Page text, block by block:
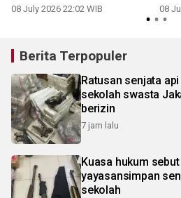
08 July 2026 22:02 WIB 08
Berita Terpopuler
Ratusan senjata
sekolah swasta
berizin
7 jam lalu
Kuasa hukum
yayasansimpan
sekolah